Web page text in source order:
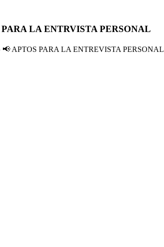
LA ENTRVISTA PERSONAL
📢 APTOS PARA LA ENTREVISTA PERSONAL